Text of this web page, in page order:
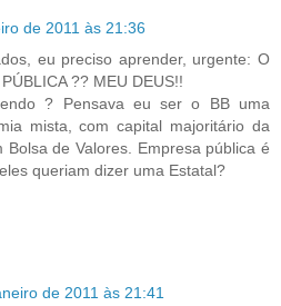
de 2011 às 21:36
eu preciso aprender, urgente: O
?? MEU DEUS!!
? Pensava eu ser o BB uma
mista, com capital majoritário da
Bolsa de Valores. Empresa pública é
queriam dizer uma Estatal?
de 2011 às 21:41